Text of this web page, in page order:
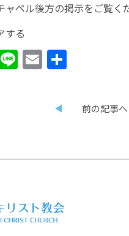
ャペル後方の掲示をご覧く
する
LineEmail
前の記事へ